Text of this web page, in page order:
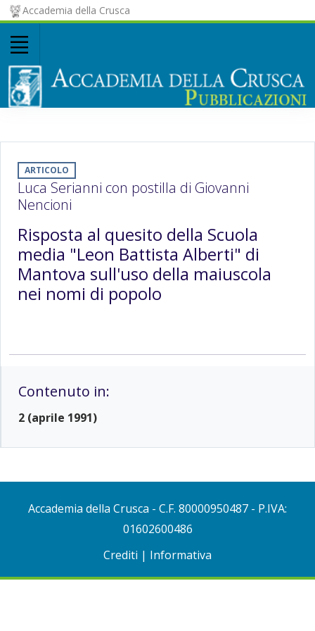
Accademia della Crusca
ARTICOLO
Luca Serianni con postilla di Giovanni
Nencioni
Risposta al quesito della Scuola
media "Leon Battista Alberti" di
Mantova sull'uso della maiuscola
nei nomi di popolo
Contenuto in:
2 (aprile 1991)
Accademia della Crusca - C.F. 80000950487 - P.IVA:
01602600486
Crediti | Informativa